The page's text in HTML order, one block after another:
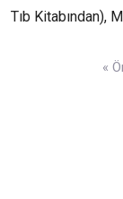
Tıb Kitabından),
«